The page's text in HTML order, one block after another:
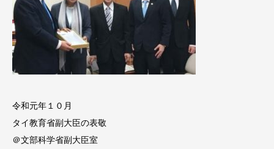
令和元年１０月
タイ教育省副大臣の表敬
＠文部科学省副大臣室